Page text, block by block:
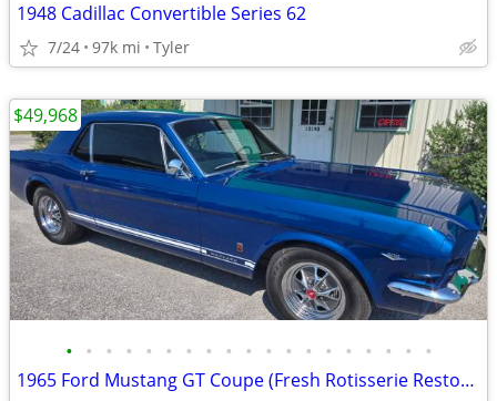
1948 Cadillac Convertible Series 62
7/24 97k mi Tyler
• • • • • • • • • • • • • • • • • • •
1965 Ford Mustang GT Coupe (Fresh Rotisserie Restored)
$49,968